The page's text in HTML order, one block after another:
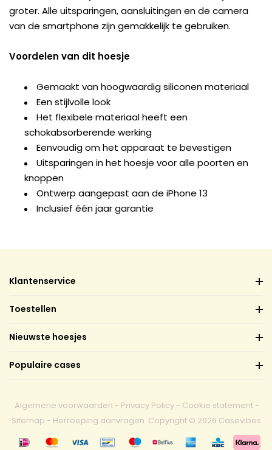
groter. Alle uitsparingen, aansluitingen en de camera
van de smartphone zijn gemakkelijk te gebruiken.
Voordelen van dit hoesje
Gemaakt van hoogwaardig siliconen materiaal
Een stijlvolle look
Het flexibele materiaal heeft een
schokabsorberende werking
Eenvoudig om het apparaat te bevestigen
Uitsparingen in het hoesje voor alle poorten en
knoppen
Ontwerp aangepast aan de iPhone 13
Inclusief één jaar garantie
Klantenservice
Toestellen
Nieuwste hoesjes
Populaire cases
Algemene voorwaarden - Privacy Policy - Cookie statement -
Sitemap - Herroeping aanvragen Copyright © 2026 Casevibes